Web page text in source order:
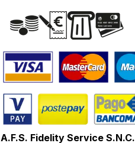
A.F.S. Fidelity Service S.N.C.